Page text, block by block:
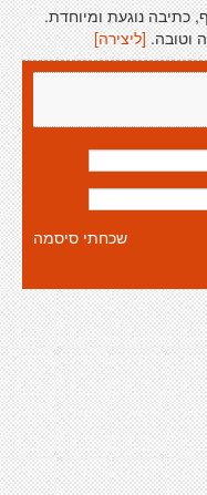
נוגעת ומיוחדת.
וטובה. [ליצירה]
שכחתי סיסמה